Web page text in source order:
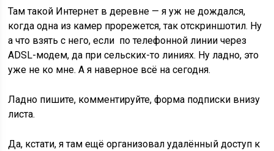
Там такой Интернет в деревне — я уж не дождался,
когда одна из камер прорежется, так отскриншотил. Ну
а что взять с него, если по телефонной линии через
ADSL-модем, да при сельских-то линиях. Ну ладно, это
уже не ко мне. А я наверное всё на сегодня.
Ладно пишите, комментируйте, форма подписки внизу
листа.
Да, кстати, я там ещё организовал удалённый доступ к